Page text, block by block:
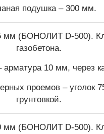
подушка – 300 мм.
мм (БОНОЛИТ D-500).
газобетона.
арматура 10 мм, через
проемов – уголок
грунтовкой.
мм (БОНОЛИТ D-500).